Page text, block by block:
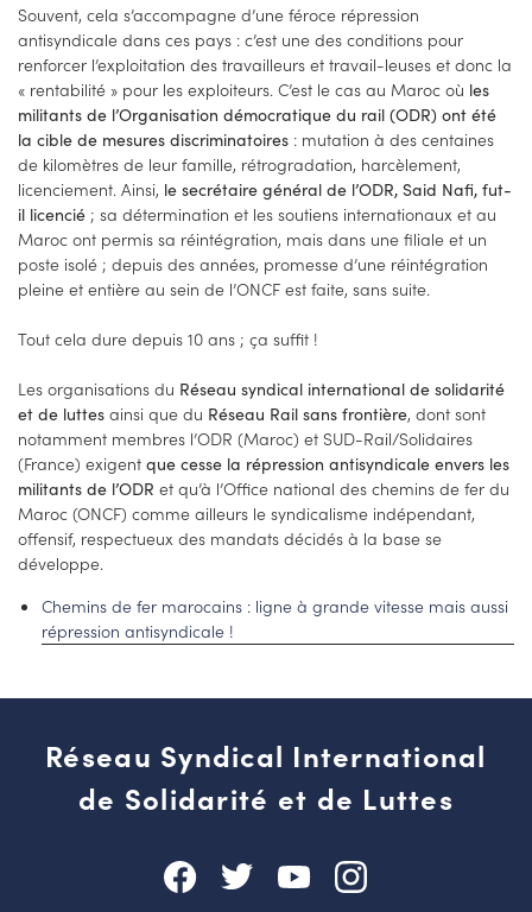
Souvent, cela s’accompagne d’une féroce répression
antisyndicale dans ces pays : c’est une des conditions pour
renforcer l’exploitation des travailleurs et travail-leuses et donc la
« rentabilité » pour les exploiteurs. C’est le cas au Maroc où les
militants de l’Organisation démocratique du rail (ODR) ont été
la cible de mesures discriminatoires : mutation à des centaines
de kilomètres de leur famille, rétrogradation, harcèlement,
licenciement. Ainsi, le secrétaire général de l’ODR, Said Nafi, fut-
il licencié ; sa détermination et les soutiens internationaux et au
Maroc ont permis sa réintégration, mais dans une filiale et un
poste isolé ; depuis des années, promesse d’une réintégration
pleine et entière au sein de l’ONCF est faite, sans suite.
Tout cela dure depuis 10 ans ; ça suffit !
Les organisations du Réseau syndical international de solidarité
et de luttes ainsi que du Réseau Rail sans frontière, dont sont
notamment membres l’ODR (Maroc) et SUD-Rail/Solidaires
(France) exigent que cesse la répression antisyndicale envers les
militants de l’ODR et qu’à l’Office national des chemins de fer du
Maroc (ONCF) comme ailleurs le syndicalisme indépendant,
offensif, respectueux des mandats décidés à la base se
développe.
Chemins de fer marocains : ligne à grande vitesse mais aussi
répression antisyndicale !
Réseau Syndical International
de Solidarité et de Luttes